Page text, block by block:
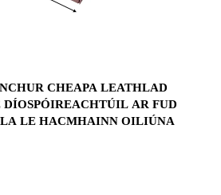
CHEAPA LEATHLAD
AR FUD
LE HACMHAINN OILIÚNA